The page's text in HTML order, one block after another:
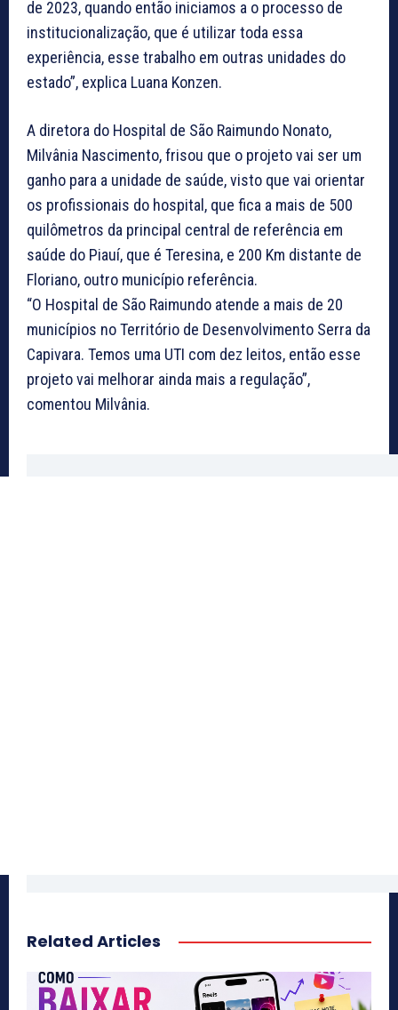
de 2023, quando então iniciamos a o processo de
institucionalização, que é utilizar toda essa
experiência, esse trabalho em outras unidades do
estado”, explica Luana Konzen.
A diretora do Hospital de São Raimundo Nonato,
Milvânia Nascimento, frisou que o projeto vai ser um
ganho para a unidade de saúde, visto que vai orientar
os profissionais do hospital, que fica a mais de 500
quilômetros da principal central de referência em
saúde do Piauí, que é Teresina, e 200 Km distante de
Floriano, outro município referência.
“O Hospital de São Raimundo atende a mais de 20
municípios no Território de Desenvolvimento Serra da
Capivara. Temos uma UTI com dez leitos, então esse
projeto vai melhorar ainda mais a regulação”,
comentou Milvânia.
Related Articles